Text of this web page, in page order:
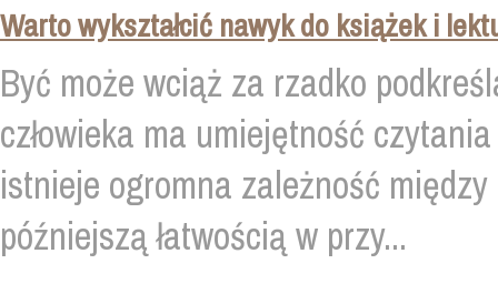
Warto wykształcić nawyk do książek i
Być może wciąż za rzadko
człowieka ma umiejętność
istnieje ogromna zależność
późniejszą łatwością w przy...